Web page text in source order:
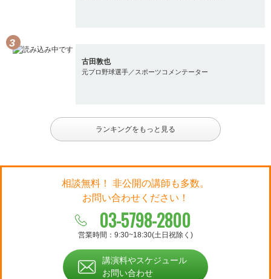
古田敦也
元プロ野球選手／スポーツコメンテーター
ランキングをもっと見る
相談無料！ 非公開の講師も多数。
お問い合わせください！
03-5798-2800
営業時間：9:30~18:30(土日祝除く)
講演料やスケジュール
お問い合わせ